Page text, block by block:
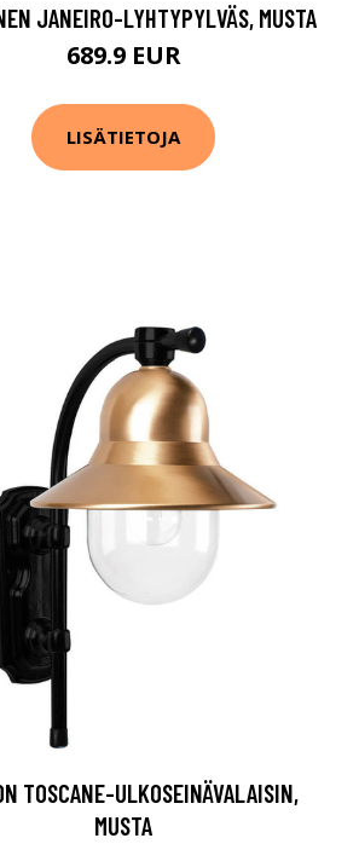
JANEIRO-LYHTYPYLVÄS, MUSTA
689.9 EUR
LISÄTIETOJA
TOSCANE-ULKOSEINÄVALAISIN,
MUSTA